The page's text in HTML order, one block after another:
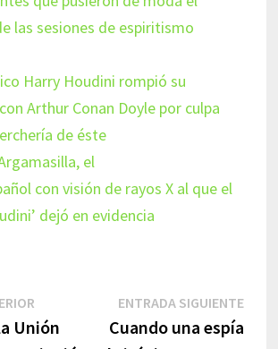
las sesiones de espiritismo
Harry Houdini rompió su
Arthur Conan Doyle por culpa
de éste
el
con visión de rayos X al que el
dejó en evidencia
Entrada
anterior:
Unión
ENTRADA SIGUIENTE
Cuando una espía